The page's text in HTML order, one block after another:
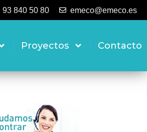
93 840 50 80 emeco@emeco.es
Proyectos Contacto